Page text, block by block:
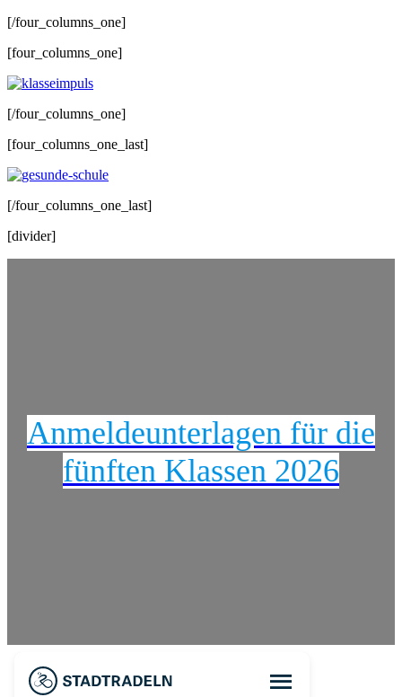
[/four_columns_one]
[four_columns_one]
[/four_columns_one]
[four_columns_one_last]
[/four_columns_one_last]
[divider]
Anmeldeunterlagen für die
fünften Klassen 2026